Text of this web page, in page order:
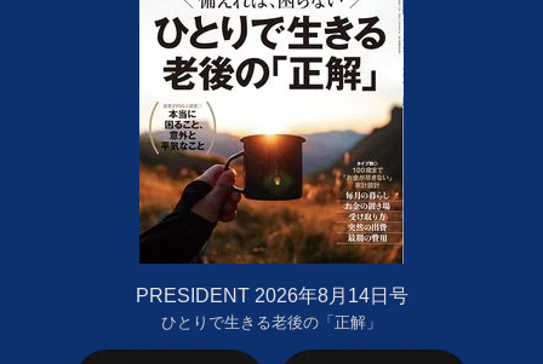
PRESIDENT 2026年8月14日号
ひとりで生きる老後の「正解」